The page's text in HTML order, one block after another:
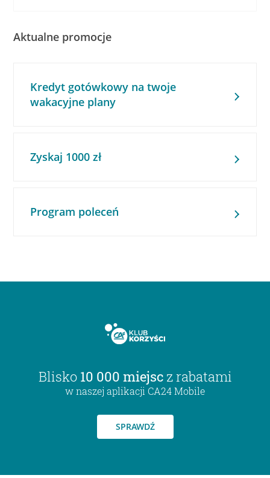
Aktualne promocje
Kredyt gotówkowy na twoje
wakacyjne plany
Zyskaj 1000 zł
Program poleceń
Blisko 10 000 miejsc z rabatami
w naszej aplikacji CA24 Mobile
SPRAWDŹ